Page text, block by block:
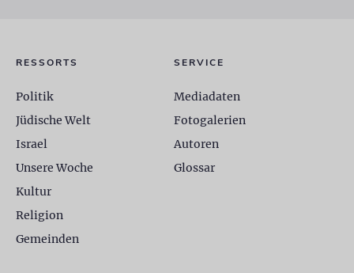
RESSORTS
Politik
Jüdische Welt
Israel
Unsere Woche
Kultur
Religion
Gemeinden
SERVICE
Mediadaten
Fotogalerien
Autoren
Glossar